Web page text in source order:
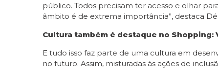
público. Todos precisam ter acesso e olhar
âmbito é de extrema importância”, destaca
Cultura também é destaque no Shopping:
E tudo isso faz parte de uma cultura em
no futuro. Assim, misturadas às ações de